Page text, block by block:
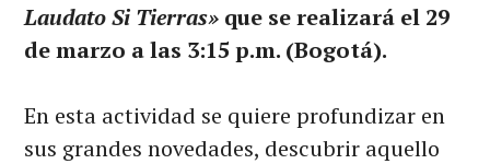
Laudato Si Tierras» que se realizará el 29
de marzo a las 3:15 p.m. (Bogotá).
En esta actividad se quiere profundizar en
sus grandes novedades, descubrir aquello